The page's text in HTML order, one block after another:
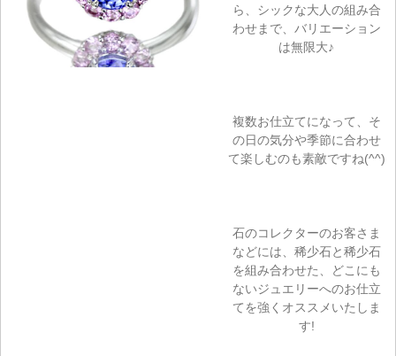
ら、シックな大人の組み合
わせまで、バリエーション
は無限大♪
複数お仕立てになって、そ
の日の気分や季節に合わせ
て楽しむのも素敵ですね(^^)
石のコレクターのお客さま
などには、稀少石と稀少石
を組み合わせた、どこにも
ないジュエリーへのお仕立
てを強くオススメいたしま
す!